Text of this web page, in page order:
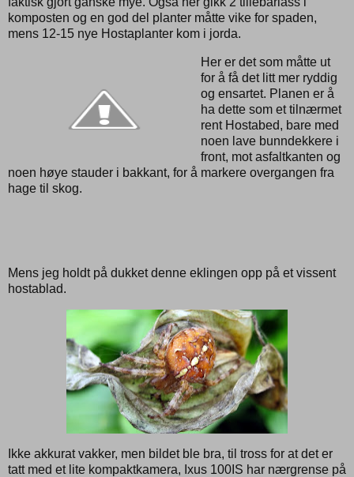
komposten og en god del planter måtte vike for spaden,
mens 12-15 nye Hostaplanter kom i jorda.
Her er det som måtte ut
for å få det litt mer ryddig
og ensartet. Planen er å
ha dette som et tilnærmet
rent Hostabed, bare med
noen lave bunndekkere i
front, mot asfaltkanten og
noen høye stauder i bakkant, for å markere overgangen fra
hage til skog.
Mens jeg holdt på dukket denne eklingen opp på et vissent
hostablad.
Ikke akkurat vakker, men bildet ble bra, til tross for at det er
tatt med et lite kompaktkamera, Ixus 100IS har nærgrense på